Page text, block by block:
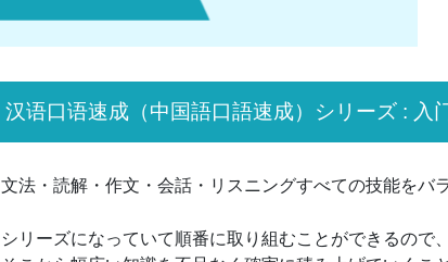
汉语口语速成（中国語口語速成） シリーズ : 入
文法・読解・作文・会話・リスニングすべての技能をバ
シリーズになっていて順番に取り組むことができるので